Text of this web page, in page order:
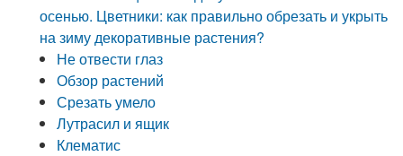
осенью. Цветники: как правильно обрезать и укрыть
на зиму декоративные растения?
Не отвести глаз
Обзор растений
Срезать умело
Лутрасил и ящик
Клематис